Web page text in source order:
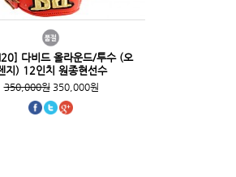
다비드 올라운드/투수 (오
지) 12인치 원종현선수
350,000원350,000원